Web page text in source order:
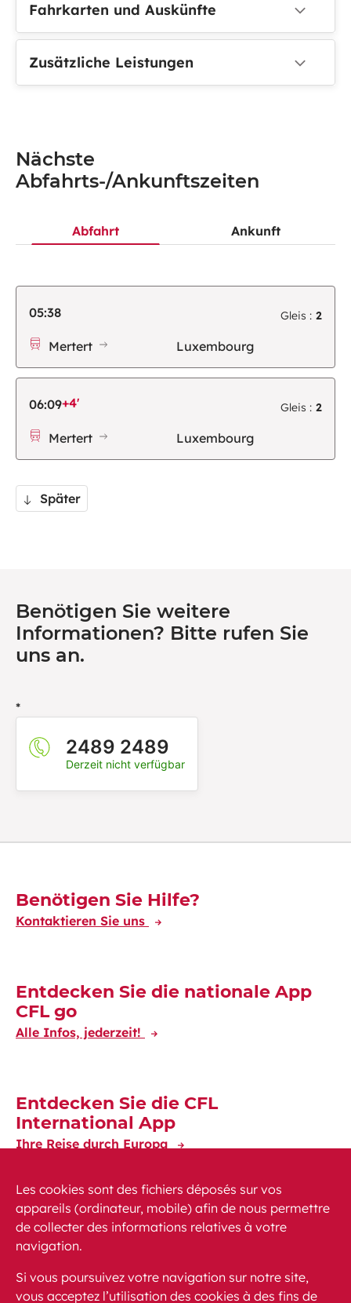
Fahrkarten und Auskünfte
Zusätzliche Leistungen
Nächste
Abfahrts-/Ankunftszeiten
Abfahrt Ankunft
05:38 Gleis : 2
Mertert Luxembourg
06:09+4' Gleis : 2
Mertert Luxembourg
Später
Benötigen Sie weitere
Informationen? Bitte rufen Sie
uns an.
*
2489 2489
Derzeit nicht verfügbar
Découvrez-en plus
Benötigen Sie Hilfe?
Kontaktieren Sie uns
Entdecken Sie die nationale App
CFL go
Alle Infos, jederzeit!
Entdecken Sie die CFL
International App
Ihre Reise durch Europa
Kontakt
Sitemap
Les cookies sont des fichiers déposés sur vos
appareils (ordinateur, mobile) afin de nous permettre
de collecter des informations relatives à votre
navigation.
Si vous poursuivez votre navigation sur notre site,
vous acceptez l’utilisation des cookies à des fins de